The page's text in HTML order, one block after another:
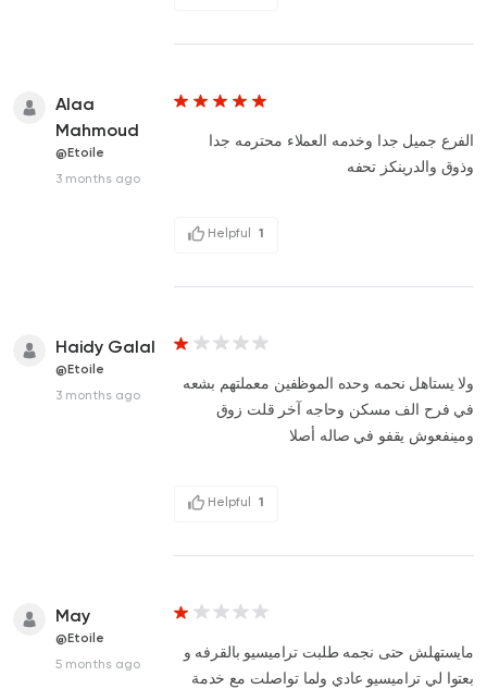
Alaa
Mahmoud
@Etoile
3 months ago
الفرع جميل جدا وخدمه العملاء محترمه جدا
وذوق والدرينكز تحفه
Helpful 1
Haidy Galal
@Etoile
3 months ago
ولا يستاهل نحمه وحده الموظفين معملتهم بشعه
في فرح الف مسكن وحاجه آخر قلت زوق
ومينفعوش يقفو في صاله أصلا
Helpful 1
May
@Etoile
5 months ago
مايستهلش حتى نجمه طلبت تراميسيو بالقرفه و
بعتوا لي تراميسيو عادي ولما تواصلت مع خدمة